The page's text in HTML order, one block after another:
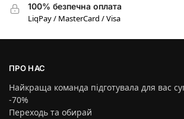
100% безпечна оплата
LiqPay / MasterCard / Visa
ПРО НАС
Найкраща команда підготувала для вас
-70%
Переходь та обирай